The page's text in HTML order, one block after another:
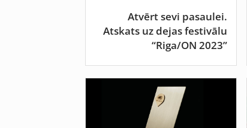
Atvērt sevi pasaulei.
Atskats uz dejas festivālu
“Riga/ON 2023”